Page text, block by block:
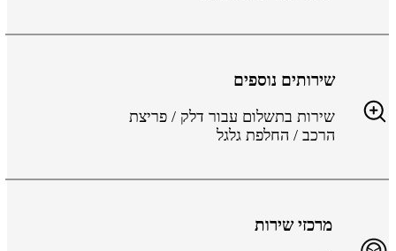
שירותים נוספים
שירות בתשלום עבור דלק / פריצת
הרכב / החלפת גלגל
מרכזי שירות